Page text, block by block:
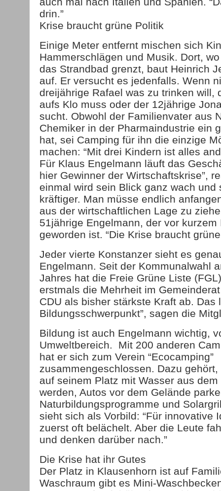
drin.”
Krise braucht grüne Politik
Einige Meter entfernt mischen sich
Hammerschlägen und Musik. Dort,
das Strandbad grenzt, baut Heinrich
auf. Er versucht es jedenfalls. Wenn
dreijährige Rafael was zu trinken will,
aufs Klo muss oder der 12jährige
sucht. Obwohl der Familienvater aus
Chemiker in der Pharmaindustrie ein
hat, sei Camping für ihn die einzige
machen: “Mit drei Kindern ist alles
Für Klaus Engelmann läuft das
hier Gewinner der Wirtschaftskrise”,
einmal wird sein Blick ganz wach und
kräftiger. Man müsse endlich
aus der wirtschaftlichen Lage zu
51jährige Engelmann, der vor
geworden ist. “Die Krise braucht
Jeder vierte Konstanzer sieht es
Engelmann. Seit der Kommunalwahl
Jahres hat die Freie Grüne Liste
erstmals die Mehrheit im
CDU als bisher stärkste Kraft ab. Das
Bildungsschwerpunkt”, sagen die
Bildung ist auch Engelmann wichtig,
Umweltbereich. Mit 200 anderen
hat er sich zum Verein “Ecocamping”
zusammengeschlossen. Dazu
auf seinem Platz mit Wasser aus
werden, Autos vor dem Gelände
Naturbildungsprogramme und
sieht sich als Vorbild: “Für innovative
zuerst oft belächelt. Aber die Leute
und denken darüber nach.”
Die Krise hat ihr Gutes
Der Platz in Klausenhorn ist auf
Waschraum gibt es Mini-